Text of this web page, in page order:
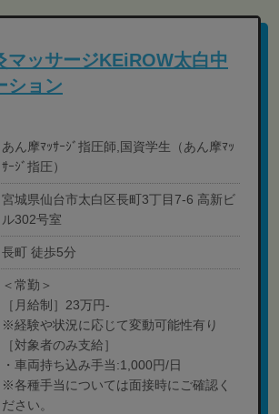
マッサージKEiROW太白中
ション
あん摩ﾏｯｻｰｼﾞ指圧師,国資学生（あん摩ﾏｯ
ｻｰｼﾞ指圧）
宮城県仙台市太白区長町3丁目7-6 高新ビ
ル302号室
長町 徒歩5分
＜常勤＞
［月給制］23万円-
※経験や状況に応じて変動可能性有り
［対象者のみ支給］
・車両持ち込み手当:1,000円/日
※各種手当については面接時にご確認く
ださい。